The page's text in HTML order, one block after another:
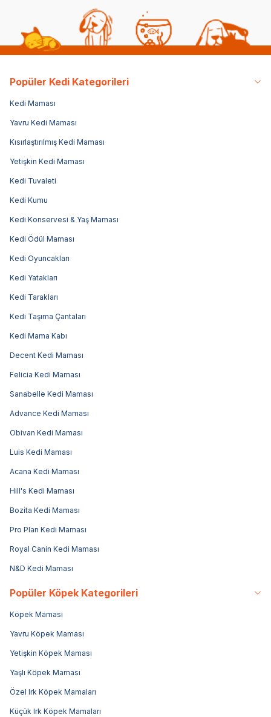
Popüler Kedi Kategorileri
Kedi Maması
Yavru Kedi Maması
Kısırlaştırılmış Kedi Maması
Yetişkin Kedi Maması
Kedi Tuvaleti
Kedi Kumu
Kedi Konservesi & Yaş Maması
Kedi Ödül Maması
Kedi Oyuncakları
Kedi Yatakları
Kedi Tarakları
Kedi Taşıma Çantaları
Kedi Mama Kabı
Decent Kedi Maması
Felicia Kedi Maması
Sanabelle Kedi Maması
Advance Kedi Maması
Obivan Kedi Maması
Luis Kedi Maması
Acana Kedi Maması
Hill's Kedi Maması
Bozita Kedi Maması
Pro Plan Kedi Maması
Royal Canin Kedi Maması
N&D Kedi Maması
Popüler Köpek Kategorileri
Köpek Maması
Yavru Köpek Maması
Yetişkin Köpek Maması
Yaşlı Köpek Maması
Özel Irk Köpek Mamaları
Küçük Irk Köpek Mamaları